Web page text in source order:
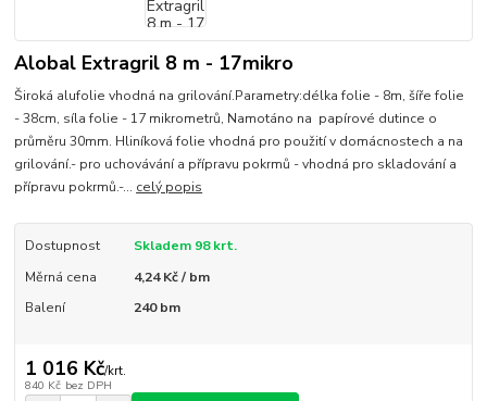
Alobal Extragril 8 m - 17mikro
Široká alufolie vhodná na grilování.Parametry:délka folie - 8m, šíře folie
- 38cm, síla folie - 17 mikrometrů, Namotáno na papírové dutince o
průměru 30mm. Hliníková folie vhodná pro použití v domácnostech a na
grilování.- pro uchovávání a přípravu pokrmů - vhodná pro skladování a
přípravu pokrmů.-... celý popis
Dostupnost
Skladem 98 krt.
Měrná cena
4,24 Kč / bm
Balení
240 bm
1 016 Kč/krt.
840 Kč bez DPH